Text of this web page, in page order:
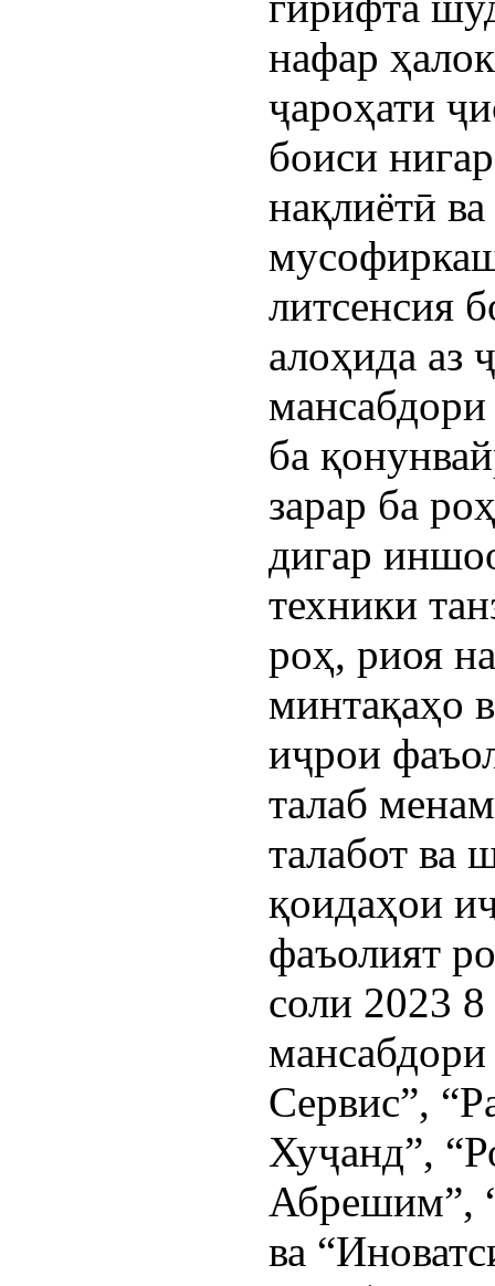
нафар
ҷароҳати
боиси
нақлиётӣ
литсенсия
алоҳида аз
ба
зарар ба
дигар
техники
роҳ, риоя
минтақаҳо
иҷрои
талаб
талабот ва
қоидаҳои
фаъолият
соли 2023
Сервис”,
Хуҷанд”,
Абрешим”,
ва